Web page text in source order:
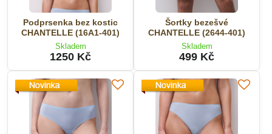
Podprsenka bez kostic
CHANTELLE (16A1-401)
Skladem
1250 Kč
Šortky bezešvé
CHANTELLE (2644-401)
Skladem
499 Kč